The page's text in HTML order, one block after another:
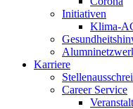
Initiativen
Klima-
Karriere
Career Service